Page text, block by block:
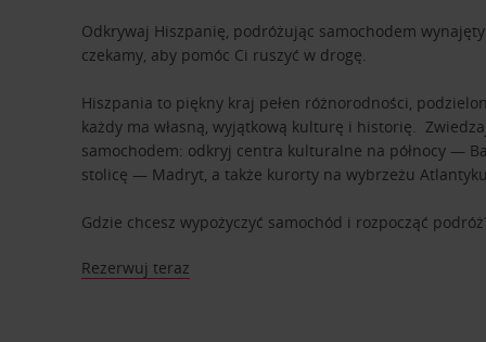
Odkrywaj Hiszpanię, podróżując samochodem
czekamy, aby pomóc Ci ruszyć w drogę.
Hiszpania to piękny kraj pełen różnorodności,
każdy ma własną, wyjątkową kulturę i historię.
samochodem: odkryj centra kulturalne na północy —
stolicę — Madryt, a także kurorty na wybrzeżu
Gdzie chcesz wypożyczyć samochód i rozpocząć
Rezerwuj teraz